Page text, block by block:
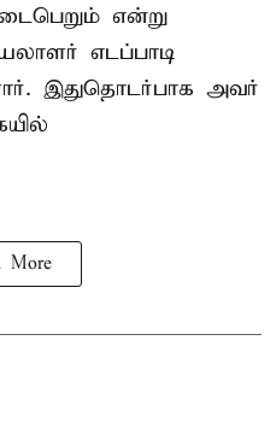
என்று
எடப்பாடி
இதுதொடர்பாக அவர்
More